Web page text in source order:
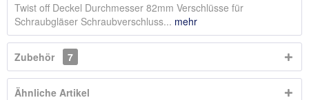
Twist off Deckel Durchmesser 82mm Verschlüsse für
Schraubgläser Schraubverschluss... mehr
Zubehör 7
Ähnliche Artikel